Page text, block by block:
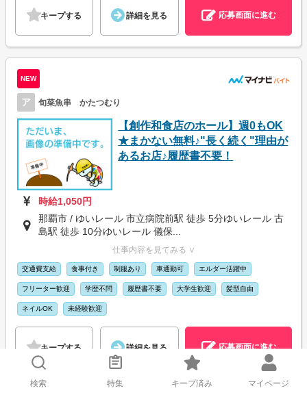
キープする 詳細を見る 応募画面に進む
NEW
ア 旬菜魚串 かたつむり
【創作和食店のホール】週0もOK
★まかない無料♪"長く続く"理由が
あるお店♪履歴書不要！
時給1,050円
那覇市 / ゆいレール 市立病院前駅 徒歩 5分ゆいレール 古
島駅 徒歩 10分ゆいレール 儀保...
仕事内容を見てみる ∨
交通費支給 食事付き 制服あり 車通勤可 エルダー活躍中
フリーター歓迎 学歴不問 履歴書不要 大学生歓迎 髪型自由
ネイルOK 未経験歓迎
キープする 詳細を見る 応募画面に進む
検索 特集 キープ済み マイページ